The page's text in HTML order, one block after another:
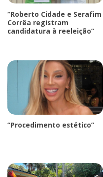
“Roberto Cidade e Serafim
Corrêa registram
candidatura à reeleição”
“Procedimento estético”